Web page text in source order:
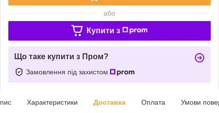
або
Купити з
Що таке купити з Пром?
Замовлення під захистом
Характеристики Доставка Оплата Умови